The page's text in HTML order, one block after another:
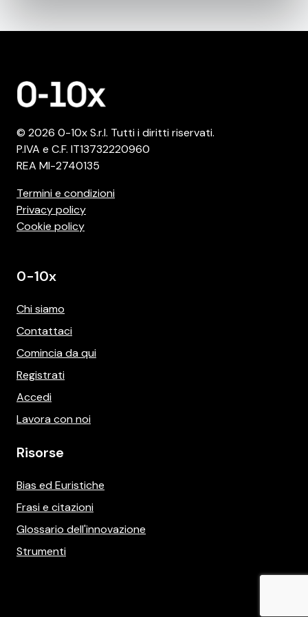
© 2026 0-10x S.r.l. Tutti i diritti riservati.
P.IVA e C.F. IT13732220960
REA MI-2740135
Termini e condizioni
Privacy policy
Cookie policy
0-10x
Chi siamo
Contattaci
Comincia da qui
Registrati
Accedi
Lavora con noi
Risorse
Bias ed Euristiche
Frasi e citazioni
Glossario dell'innovazione
Strumenti